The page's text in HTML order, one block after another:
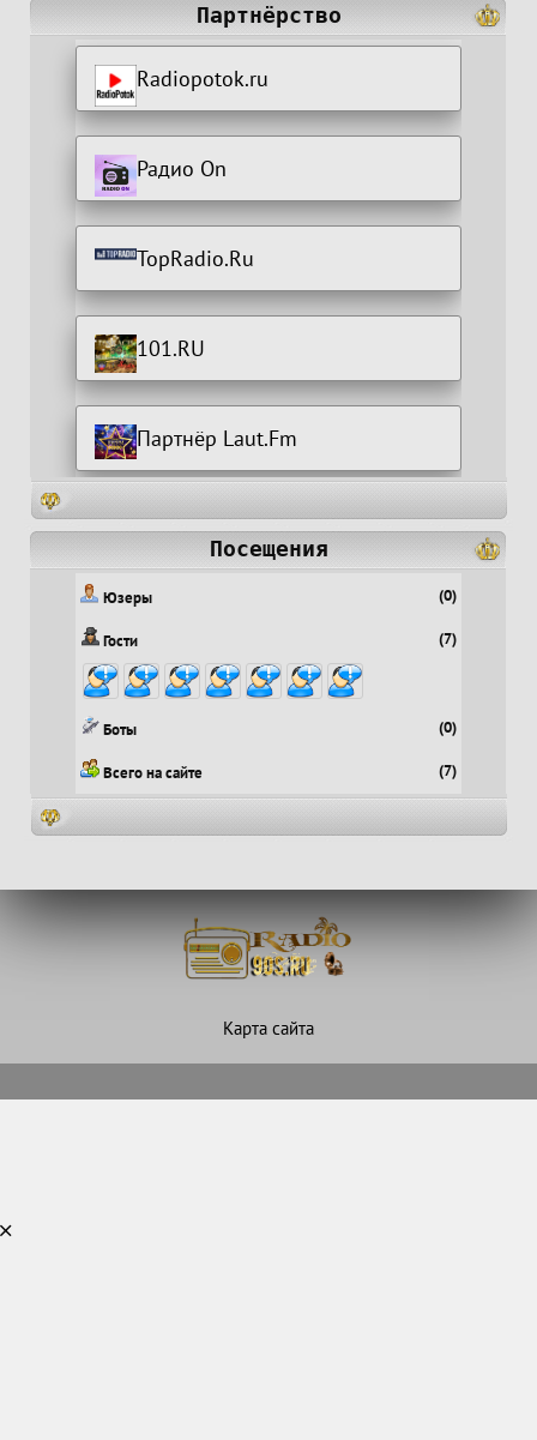
Партнёрство
Radiopotok.ru
Радио On
TopRadio.Ru
101.RU
Партнёр Laut.Fm
Посещения
Юзеры (0)
Гости (7)
Боты (0)
Всего на сайте (7)
Карта сайта